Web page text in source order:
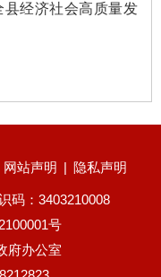
经济社会高质量发
网站声明 | 隐私声明
码：3403210008
号
府办公室